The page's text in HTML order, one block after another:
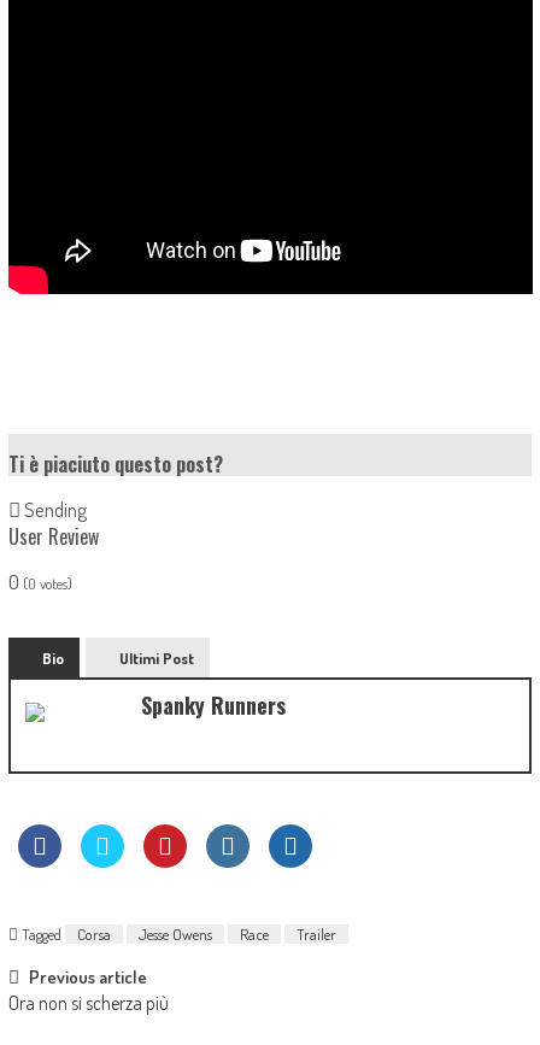
Ti è piaciuto questo post?
Sending
User Review
0 (0 votes)
Bio Ultimi Post
Spanky Runners
Tagged Corsa Jesse Owens Race Trailer
Previous article
Ora non si scherza più